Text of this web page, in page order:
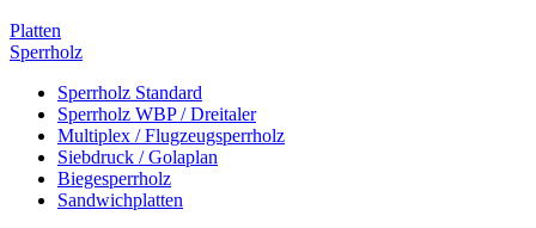
Platten
Sperrholz
Sperrholz Standard
Sperrholz WBP / Dreitaler
Multiplex / Flugzeugsperrholz
Siebdruck / Golaplan
Biegesperrholz
Sandwichplatten